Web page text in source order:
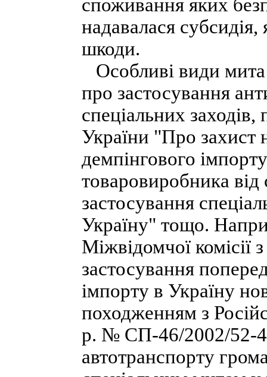
споживання яких
надавалася
шкоди.
Особливі види мита
про застосування
спеціальних
України "Про захист
демпінгового
товаровиробника
застосування
Україну" тощо.
Міжвідомчої комісії
застосування
імпорту в Україну
походженням з
р. № СП-46/2002/52-
автотранспорту